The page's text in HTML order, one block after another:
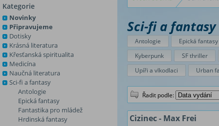
Kategorie
Novinky
Připravujeme
Dotisky
Krásná literatura
Křesťanská spiritualita
Medicína
Naučná literatura
Sci-fi a fantasy
Antologie
Epická fantasy
Fantastika pro mládež
Hrdinská fantasy
Sci-fi a fantasy
Antologie
Epická fantasy
Kyberpunk
SF thriller
Upíři a vlkodlaci
Urban
Řadit podle:
Cizinec - Max Frei